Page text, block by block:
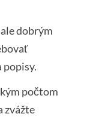
dobrým
popisy.
počtom
zvážte